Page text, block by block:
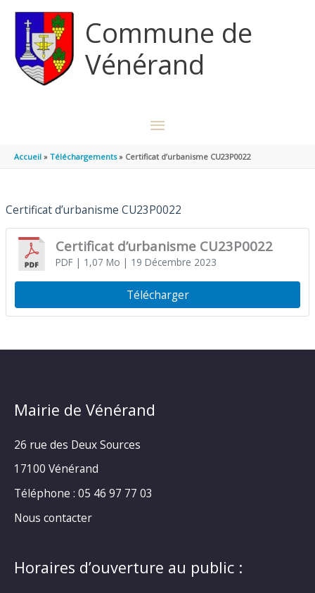
Commune de
Vénérand
MENU
PRINCIPAL
Accueil Téléchargements Certificat d’urbanisme CU23P0022
Certificat d’urbanisme CU23P0022
Certificat d’urbanisme CU23P0022
PDF| 1,07 Mo | 19 Décembre 2023
Télécharger
Mairie de Vénérand
26 rue des Deux Sources
17100 Vénérand
Téléphone : 05 46 97 77 03
Nous contacter
Horaires d’ouverture au public :